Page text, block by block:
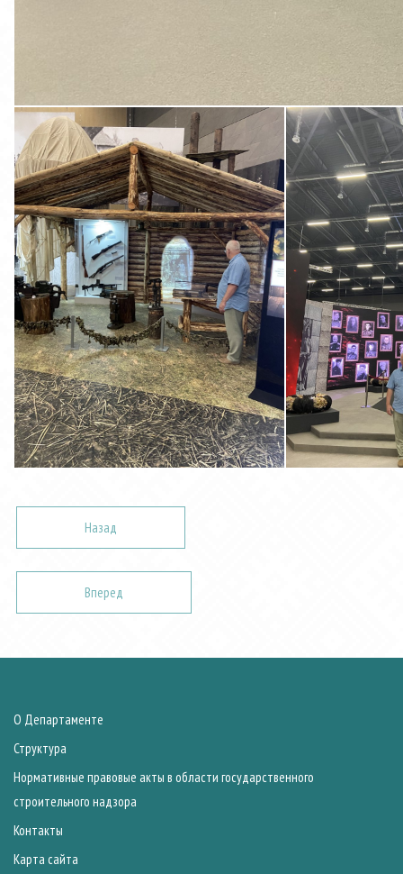
Назад
Вперед
О Департаменте
Структура
Нормативные правовые акты в области государственного
строительного надзора
Контакты
Карта сайта